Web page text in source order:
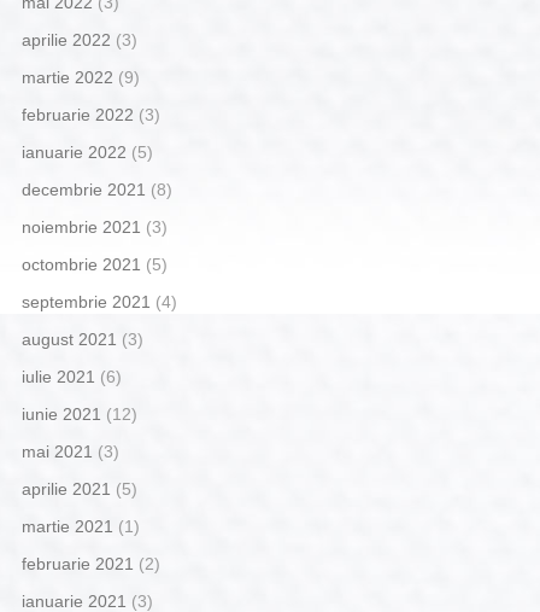
aprilie 2022 (3)
martie 2022 (9)
februarie 2022 (3)
ianuarie 2022 (5)
decembrie 2021 (8)
noiembrie 2021 (3)
octombrie 2021 (5)
septembrie 2021 (4)
august 2021 (3)
iulie 2021 (6)
iunie 2021 (12)
mai 2021 (3)
aprilie 2021 (5)
martie 2021 (1)
februarie 2021 (2)
ianuarie 2021 (3)